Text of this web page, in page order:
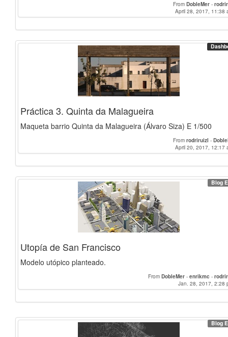
From DobleMer -
April 28, 2017, 11:38
Práctica 3. Quinta da Malagueira
Maqueta barrio Quinta da Malagueira (Álvaro Siza) E 1/500
From rodriruizl -
April 20, 2017, 12:17
Blog
Utopía de San Francisco
Modelo utópico planteado.
From DobleMer - enrikmc -
Jan. 28, 2017, 2:28
Blog